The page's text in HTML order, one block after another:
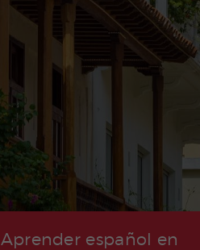
Aprender español en